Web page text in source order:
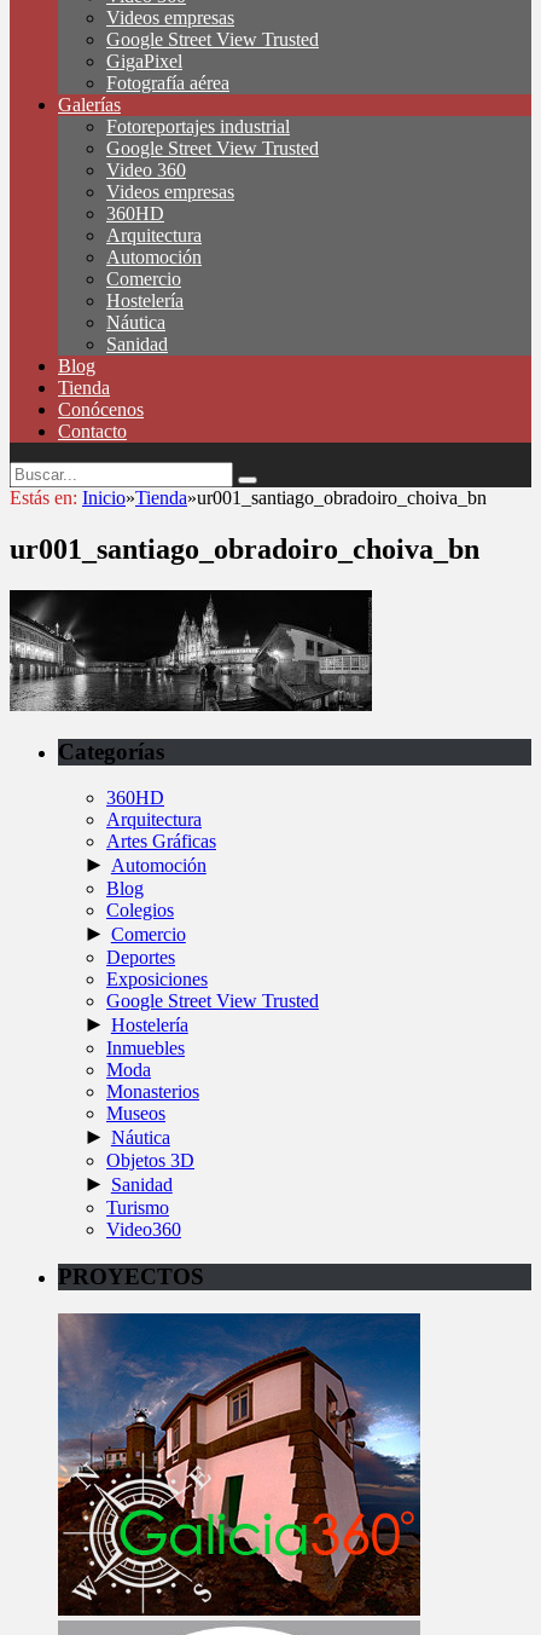
Videos empresas
Google Street View Trusted
GigaPixel
Fotografía aérea
Galerías
Fotoreportajes industrial
Google Street View Trusted
Video 360
Videos empresas
360HD
Arquitectura
Automoción
Comercio
Hostelería
Náutica
Sanidad
Blog
Tienda
Conócenos
Contacto
Estás en: Inicio»Tienda»ur001_santiago_obradoiro_choiva_bn
ur001_santiago_obradoiro_choiva_bn
Categorías
360HD
Arquitectura
Artes Gráficas
► Automoción
Blog
Colegios
► Comercio
Deportes
Exposiciones
Google Street View Trusted
► Hostelería
Inmuebles
Moda
Monasterios
Museos
► Náutica
Objetos 3D
► Sanidad
Turismo
Video360
PROYECTOS